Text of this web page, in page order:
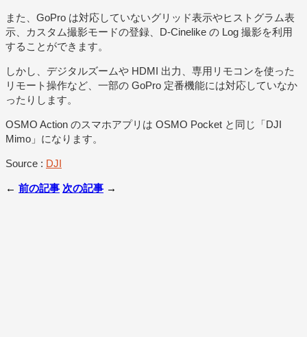
また、GoPro は対応していないグリッド表示やヒストグラム表
示、カスタム撮影モードの登録、D-Cinelike の Log 撮影を利用
することができます。
しかし、デジタルズームや HDMI 出力、専用リモコンを使った
リモート操作など、一部の GoPro 定番機能には対応していなか
ったりします。
OSMO Action のスマホアプリは OSMO Pocket と同じ「DJI
Mimo」になります。
Source : DJI
← 前の記事 次の記事 →